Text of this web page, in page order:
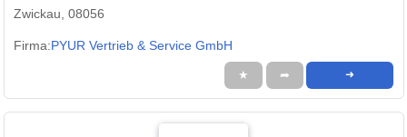
Zwickau, 08056
Firma:PYUR Vertrieb & Service GmbH
★ ➦ ➜